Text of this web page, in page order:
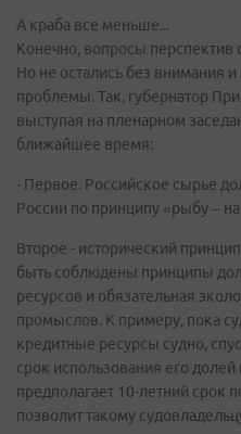
А краба все меньше...
Конечно, вопросы перспектив
Но не остались без внимания
проблемы. Так, губернатор
выступая на пленарном
ближайшее время:
- Первое. Российское сырье
России по принципу «рыбу –
Второе - исторический
быть соблюдены принципы
ресурсов и обязательная
промыслов. К примеру, пока
кредитные ресурсы судно,
срок использования его
предполагает 10-летний срок
позволит такому